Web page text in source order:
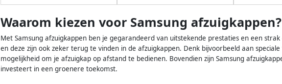
Waarom kiezen voor Samsung afzuigkappen?
Met Samsung afzuigkappen ben je gegarandeerd van uitstekende prestaties en een
en deze zijn ook zeker terug te vinden in de afzuigkappen. Denk bijvoorbeeld aan
mogelijkheid om je afzuigkap op afstand te bedienen. Bovendien zijn Samsung
investeert in een groenere toekomst.